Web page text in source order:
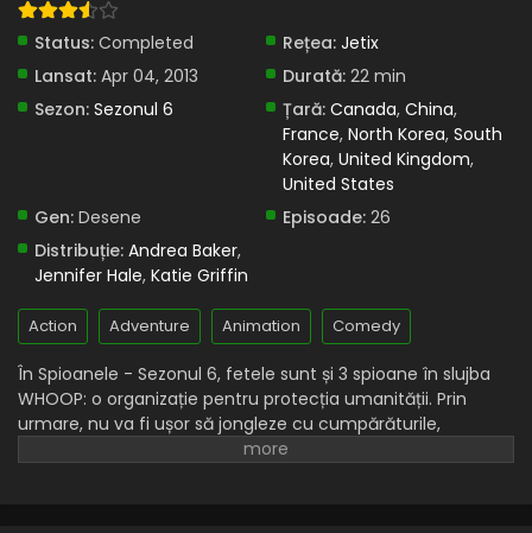
Status: Completed Rețea: Jetix
Lansat: Apr 04, 2013 Durată: 22 min
Sezon: Sezonul 6 Țară: Canada, China,
France, North Korea, South
Korea, United Kingdom,
United States
Gen: Desene Episoade: 26
Distribuție: Andrea Baker,
Jennifer Hale, Katie Griffin
Action Adventure Animation Comedy
În Spioanele - Sezonul 6, fetele sunt și 3 spioane în slujba
WHOOP: o organizație pentru protecția umanității. Prin
urmare, nu va fi ușor să jongleze cu cumpărăturile,
misiunile periculoase și studiile. Dar, în cele din urmă, cei 3